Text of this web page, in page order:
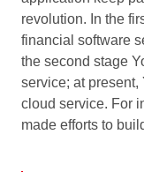
revolution. In the
financial software
the second stage
service; at
cloud service. For
made efforts to